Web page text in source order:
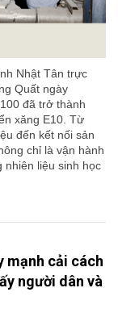
Nhật Tân trực
Quất ngày
đã trở thành
xăng E10. Từ
đến kết nối sản
chỉ là vận hành
nhiên liệu sinh học
mạnh cải cách
người dân và